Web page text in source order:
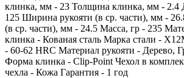
клинка, мм - 23 Толщина клинка, мм - 2.4
125 Ширина рукояти (в ср. части), мм -
(в ср. части), мм - 24.5 Масса, гр - 235
клинка - Кованая сталь Марка стали -
- 60-62 HRC Материал рукояти - Дерево,
Форма клинка - Clip-Point Чехол в
чехла - Кожа Гарантия - 1 год